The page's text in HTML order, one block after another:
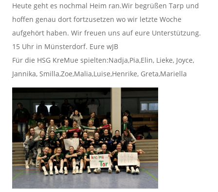
Heute geht es nochmal Heim ran.Wir begrüßen Tarp und
hoffen genau dort fortzusetzen wo wir letzte Woche
aufgehört haben. Wir freuen uns auf eure Unterstützung.
15 Uhr in Münsterdorf. Eure wJB
Für die HSG KreMue spielten:Nadja,Pia,Elin, Lieke, Joyce,
Jannika, Smilla,Zoe,Malia,Luise,Henrike, Greta,Mariella